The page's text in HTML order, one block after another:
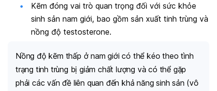
Kẽm đóng vai trò quan trọng đối với sức khỏe
sinh sản nam giới, bao gồm sản xuất tinh trùng và
nồng độ testosterone.
Nồng độ kẽm thấp ở nam giới có thể kéo theo tình
trạng tinh trùng bị giảm chất lượng và có thể gặp
phải các vấn đề liên quan đến khả năng sinh sản (vô